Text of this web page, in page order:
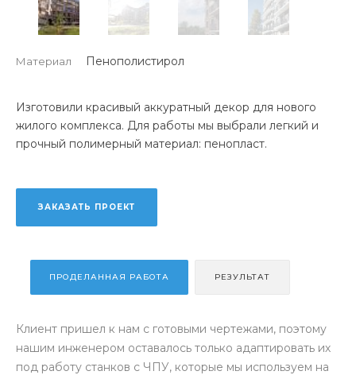
Материал Пенополистирол
Изготовили красивый аккуратный декор для нового
жилого комплекса. Для работы мы выбрали легкий и
прочный полимерный материал: пенопласт.
ЗАКАЗАТЬ ПРОЕКТ
ПРОДЕЛАННАЯ РАБОТА РЕЗУЛЬТАТ
Клиент пришел к нам с готовыми чертежами, поэтому
нашим инженером оставалось только адаптировать их
под работу станков с ЧПУ, которые мы используем на